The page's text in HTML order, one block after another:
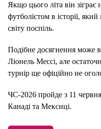
Якщо цього літа він
футболістом в історії,
світу поспіль.
Подібне досягнення може
Ліонель Мессі, але
турнір ще офіційно не
ЧС-2026 пройде з 11
Канаді та Мексиці.